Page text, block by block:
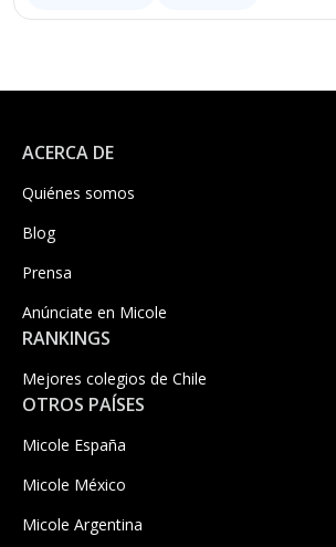
ACERCA DE
Quiénes somos
Blog
Prensa
Anúnciate en Micole
RANKINGS
Mejores colegios de Chile
OTROS PAÍSES
Micole España
Micole México
Micole Argentina